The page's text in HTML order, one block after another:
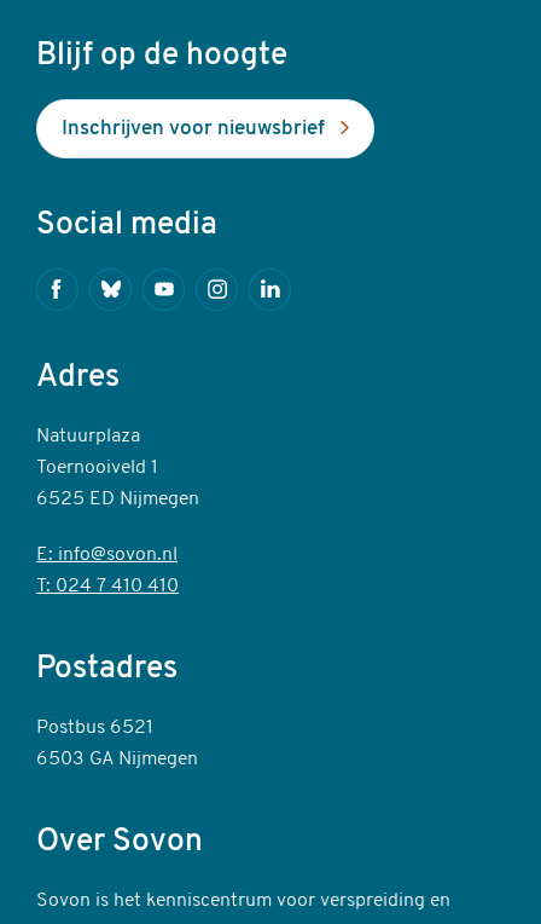
Blijf op de hoogte
Inschrijven voor nieuwsbrief
Social media
FacebookBlueskyYoutubeInstagramLinkedin
Adres
Natuurplaza
Toernooiveld 1
6525 ED Nijmegen
E: info@sovon.nl
T: 024 7 410 410
Postadres
Postbus 6521
6503 GA Nijmegen
Over Sovon
Sovon is het kenniscentrum voor verspreiding en